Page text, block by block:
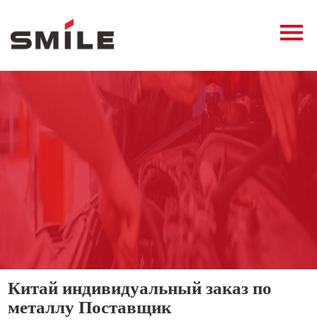
Продукция
О нас
Контакты
Китай индивидуальный заказ по
металлу Поставщик